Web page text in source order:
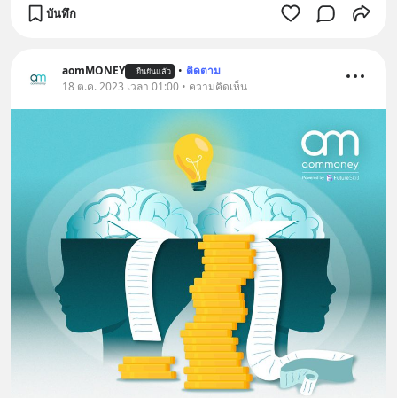
บันทึก
aomMONEY ยืนยันแล้ว • ติดตาม
18 ต.ค. 2023 เวลา 01:00 • ความคิดเห็น